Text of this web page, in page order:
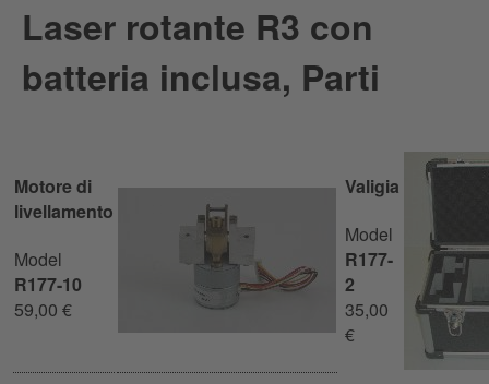
Laser rotante R3 con
batteria inclusa, Parti
Motore di
livellamento
Model
R177-10
59,00 €
Valigia
Model
R177-
2
35,00
€